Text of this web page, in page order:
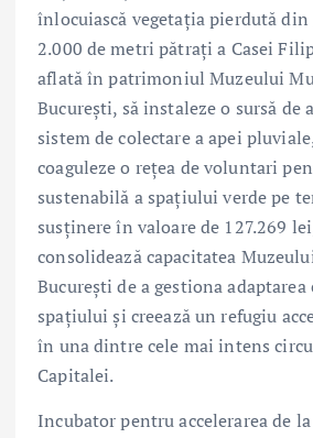
înlocuiască vegetația pierdută din
2.000 de metri pătrați a Casei
aflată în patrimoniul Muzeului
București, să instaleze o sursă de
sistem de colectare a apei
coaguleze o rețea de voluntari
sustenabilă a spațiului verde pe
susținere în valoare de 127.269
consolidează capacitatea
București de a gestiona
spațiului și creează un refugiu
în una dintre cele mai intens
Capitalei.
Incubator pentru accelerarea de